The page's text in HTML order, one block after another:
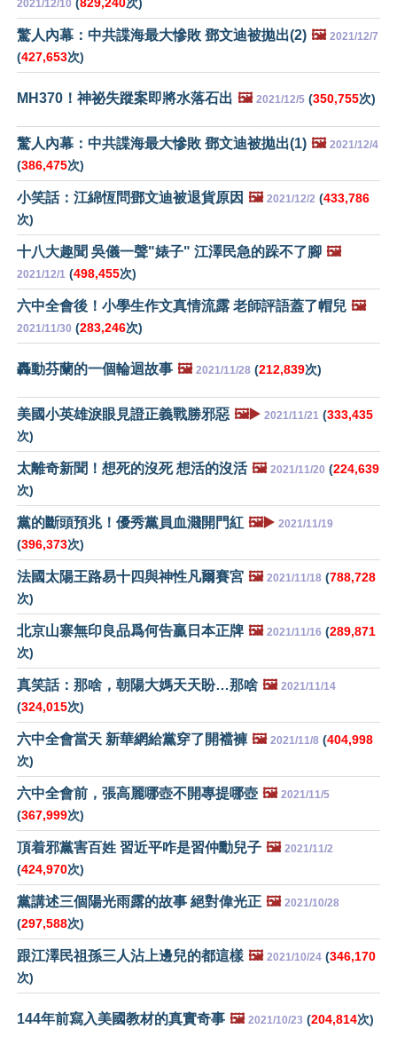
2021/12/10
驚人內幕：中共諜海最大慘敗 鄧文迪被拋出(2) 🖼️ 2021/12/7
(427,653次)
MH370！神祕失蹤案即將水落石出 🖼️ 2021/12/5 (350,755次)
驚人內幕：中共諜海最大慘敗 鄧文迪被拋出(1) 🖼️ 2021/12/4
(386,475次)
小笑話：江綿恆問鄧文迪被退貨原因 🖼️ 2021/12/2 (433,786
次)
十八大趣聞 吳儀一聲"婊子" 江澤民急的跺不了腳 🖼️
2021/12/1 (498,455次)
六中全會後！小學生作文真情流露 老師評語蓋了帽兒 🖼️
2021/11/30 (283,246次)
轟動芬蘭的一個輪迴故事 🖼️ 2021/11/28 (212,839次)
美國小英雄淚眼見證正義戰勝邪惡 🖼️▶️ 2021/11/21 (333,435
次)
太離奇新聞！想死的沒死 想活的沒活 🖼️ 2021/11/20 (224,639
次)
黨的斷頭預兆！優秀黨員血濺開門紅 🖼️▶️ 2021/11/19
(396,373次)
法國太陽王路易十四與神性凡爾賽宮 🖼️ 2021/11/18 (788,728
次)
北京山寨無印良品爲何告贏日本正牌 🖼️ 2021/11/16 (289,871
次)
真笑話：那啥，朝陽大媽天天盼…那啥 🖼️ 2021/11/14
(324,015次)
六中全會當天 新華網給黨穿了開襠褲 🖼️ 2021/11/8 (404,998
次)
六中全會前，張高麗哪壺不開專提哪壺 🖼️ 2021/11/5
(367,999次)
頂着邪黨害百姓 習近平咋是習仲勳兒子 🖼️ 2021/11/2
(424,970次)
黨講述三個陽光雨露的故事 絕對偉光正 🖼️ 2021/10/28
(297,588次)
跟江澤民祖孫三人沾上邊兒的都這樣 🖼️ 2021/10/24 (346,170
次)
144年前寫入美國教材的真實奇事 🖼️ 2021/10/23 (204,814次)